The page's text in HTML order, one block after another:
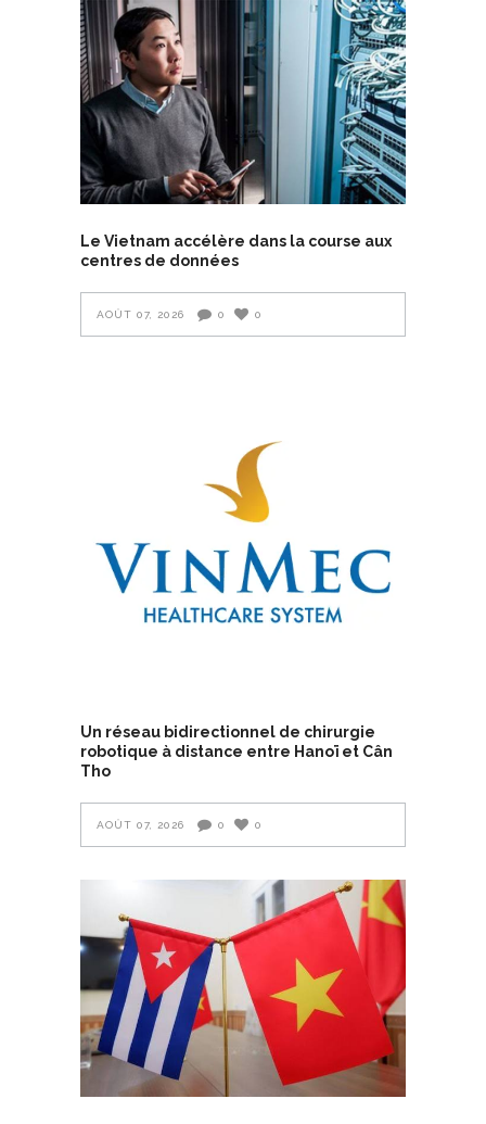
Le Vietnam accélère dans la course aux
centres de données
AOÛT 07, 2026 0 0
Un réseau bidirectionnel de chirurgie
robotique à distance entre Hanoï et Cân
Tho
AOÛT 07, 2026 0 0